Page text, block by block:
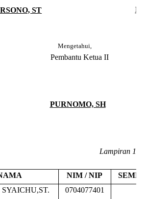
ST
Mengetahui,
Pembantu Ketua II
PURNOMO, SH
Lampiran 1
NIM / NIP
0704077401